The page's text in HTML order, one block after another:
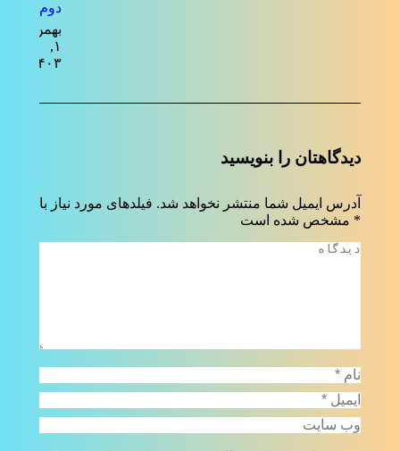
دوم
بهمن
۱,
۱۴۰۳
دیدگاهتان را بنویسید
آدرس ایمیل شما منتشر نخواهد شد. فیلدهای مورد نیاز با
* مشخص شده است
دیدگاه
نام *
ایمیل *
وب سایت